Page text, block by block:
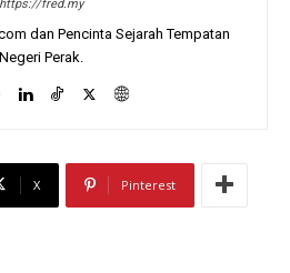
https://fred.my
dan Pencinta Sejarah Tempatan
Negeri Perak.
X Pinterest